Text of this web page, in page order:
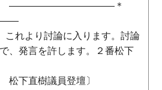
＊
れより討論に入ります。討論
、発言を許します。２番松下
樹議員登壇〕